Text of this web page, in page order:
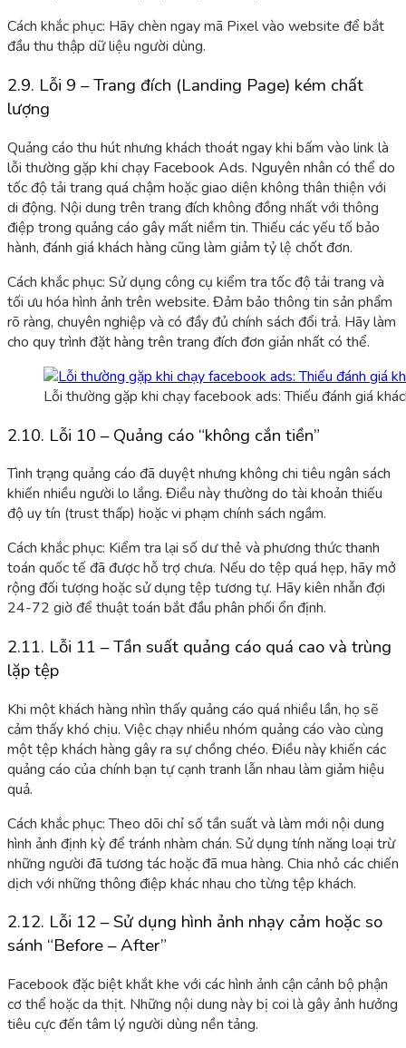
Cách khắc phục: Hãy chèn ngay mã Pixel vào website để bắt
đầu thu thập dữ liệu người dùng.
2.9. Lỗi 9 – Trang đích (Landing Page) kém chất
lượng
Quảng cáo thu hút nhưng khách thoát ngay khi bấm vào link là
lỗi thường gặp khi chạy Facebook Ads. Nguyên nhân có thể do
tốc độ tải trang quá chậm hoặc giao diện không thân thiện với
di động. Nội dung trên trang đích không đồng nhất với thông
điệp trong quảng cáo gây mất niềm tin. Thiếu các yếu tố bảo
hành, đánh giá khách hàng cũng làm giảm tỷ lệ chốt đơn.
Cách khắc phục: Sử dụng công cụ kiểm tra tốc độ tải trang và
tối ưu hóa hình ảnh trên website. Đảm bảo thông tin sản phẩm
rõ ràng, chuyên nghiệp và có đầy đủ chính sách đổi trả. Hãy làm
cho quy trình đặt hàng trên trang đích đơn giản nhất có thể.
Lỗi thường gặp khi chạy facebook ads: Thiếu đánh giá
2.10. Lỗi 10 – Quảng cáo “không cắn tiền”
Tình trạng quảng cáo đã duyệt nhưng không chi tiêu ngân sách
khiến nhiều người lo lắng. Điều này thường do tài khoản thiếu
độ uy tín (trust thấp) hoặc vi phạm chính sách ngầm.
Cách khắc phục: Kiểm tra lại số dư thẻ và phương thức thanh
toán quốc tế đã được hỗ trợ chưa. Nếu do tệp quá hẹp, hãy mở
rộng đối tượng hoặc sử dụng tệp tương tự. Hãy kiên nhẫn đợi
24-72 giờ để thuật toán bắt đầu phân phối ổn định.
2.11. Lỗi 11 – Tần suất quảng cáo quá cao và trùng
lặp tệp
Khi một khách hàng nhìn thấy quảng cáo quá nhiều lần, họ sẽ
cảm thấy khó chịu. Việc chạy nhiều nhóm quảng cáo vào cùng
một tệp khách hàng gây ra sự chồng chéo. Điều này khiến các
quảng cáo của chính bạn tự cạnh tranh lẫn nhau làm giảm hiệu
quả.
Cách khắc phục: Theo dõi chỉ số tần suất và làm mới nội dung
hình ảnh định kỳ để tránh nhàm chán. Sử dụng tính năng loại trừ
những người đã tương tác hoặc đã mua hàng. Chia nhỏ các chiến
dịch với những thông điệp khác nhau cho từng tệp khách.
2.12. Lỗi 12 – Sử dụng hình ảnh nhạy cảm hoặc so
sánh “Before – After”
Facebook đặc biệt khắt khe với các hình ảnh cận cảnh bộ phận
cơ thể hoặc da thịt. Những nội dung này bị coi là gây ảnh hưởng
tiêu cực đến tâm lý người dùng nền tảng.